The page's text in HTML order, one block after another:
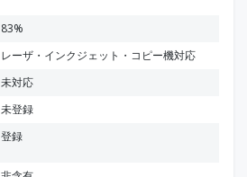
83%
レーザ・インクジェット・コピー機対応
未対応
未登録
登録